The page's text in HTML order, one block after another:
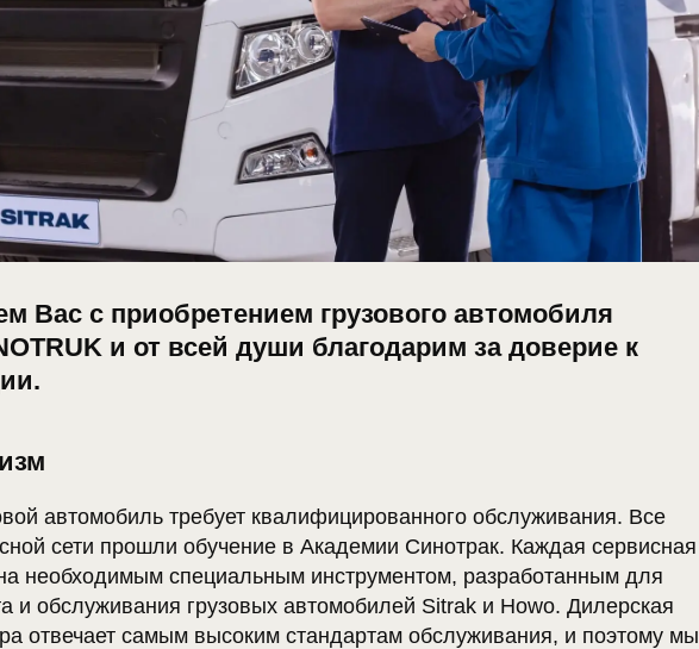
Вас с приобретением грузового автомобиля
и от всей души благодарим за доверие к
автомобиль требует квалифицированного обслуживания. Все
сети прошли обучение в Академии Синотрак. Каждая сервисная
необходимым специальным инструментом, разработанным для
и обслуживания грузовых автомобилей Sitrak и Howo. Дилерская
отвечает самым высоким стандартам обслуживания, и поэтому мы